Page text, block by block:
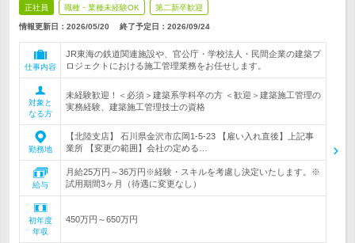
正社員 職種・業種未経験OK 第二新卒歓迎
情報更新日：2026/05/20 終了予定日： 2026/09/24
仕事内容
JR東海の鉄道関連施設や、官公庁・学校法人・民間企業の建築プ
ロジェクトにおける施工管理業務をお任せします。
対象と
なる方
未経験歓迎！＜必須＞建築系学科卒の方 ＜歓迎＞建築施工管理の
実務経験、建築施工管理技士の資格
勤務地
【北陸支店】 石川県金沢市広岡1-5-23 【雇い入れ直後】上記事
業所 【変更の範囲】会社の定める…
給与
月給25万円～36万円※経験・スキルを考慮し決定いたします。※
試用期間3ヶ月（待遇に変更なし）
初年度
年収
450万円～650万円